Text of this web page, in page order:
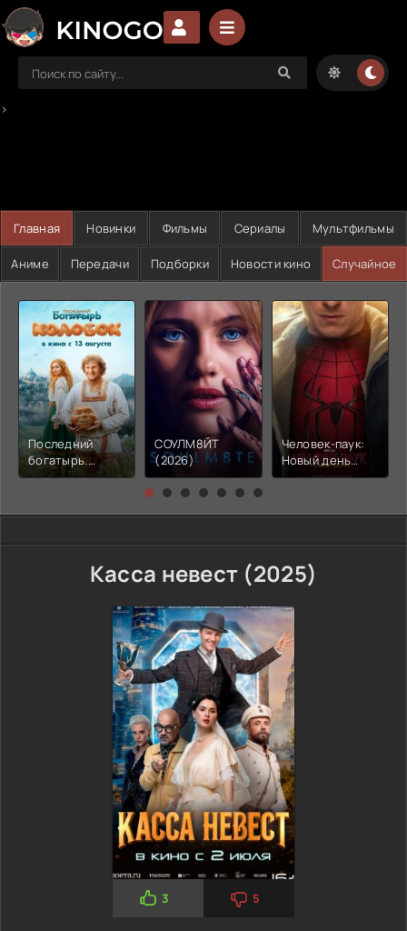
>
Главная Новинки Фильмы Сериалы Мультфильмы
Аниме Передачи Подборки Новости кино Случайное
Последний
богатырь.
Колобок (2026)
СОУЛМ8ЙТ
(2026)
Человек-паук:
Новый день
(2026)
Касса невест (2025)
3 5